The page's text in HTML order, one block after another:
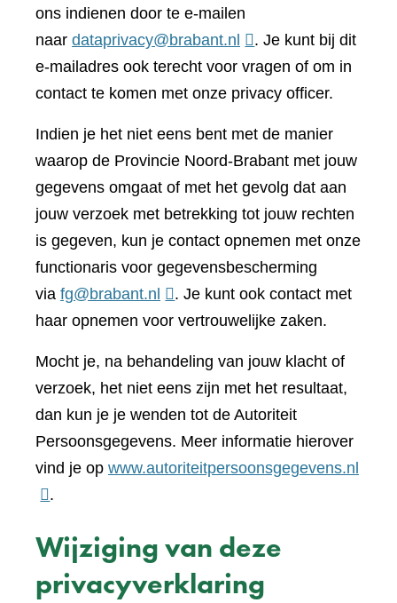
ons indienen door te e-mailen
naar dataprivacy@brabant.nl
. Je kunt bij dit
e-mailadres ook terecht voor vragen of om in
contact te komen met onze privacy officer.
Indien je het niet eens bent met de manier
waarop de Provincie Noord-Brabant met jouw
gegevens omgaat of met het gevolg dat aan
jouw verzoek met betrekking tot jouw rechten
is gegeven, kun je contact opnemen met onze
functionaris voor gegevensbescherming
via fg@brabant.nl
. Je kunt ook contact met
haar opnemen voor vertrouwelijke zaken.
Mocht je, na behandeling van jouw klacht of
verzoek, het niet eens zijn met het resultaat,
dan kun je je wenden tot de Autoriteit
Persoonsgegevens. Meer informatie hierover
vind je op www.autoriteitpersoonsgegevens.nl
.
Wijziging van deze
privacyverklaring